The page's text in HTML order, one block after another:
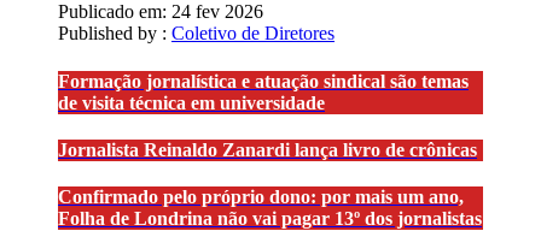
Publicado em: 24 fev 2026
Published by : Coletivo de Diretores
Formação jornalística e atuação sindical são temas
de visita técnica em universidade
Jornalista Reinaldo Zanardi lança livro de crônicas
Confirmado pelo próprio dono: por mais um ano,
Folha de Londrina não vai pagar 13º dos jornalistas